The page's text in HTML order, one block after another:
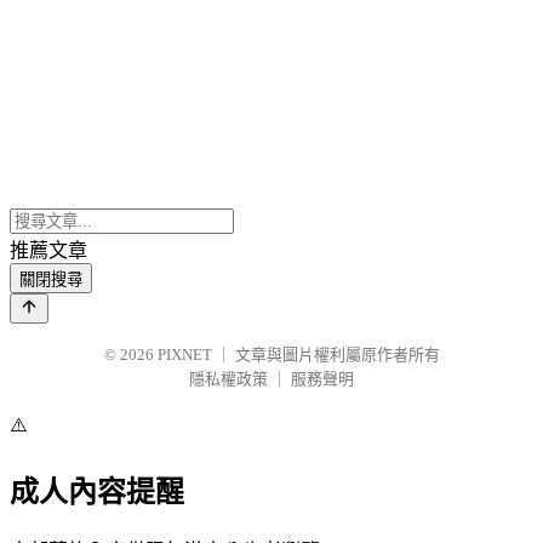
推薦文章
關閉搜尋
© 2026 PIXNET
文章與圖片權利屬原作者所有
隱私權政策
服務聲明
⚠️
成人內容提醒